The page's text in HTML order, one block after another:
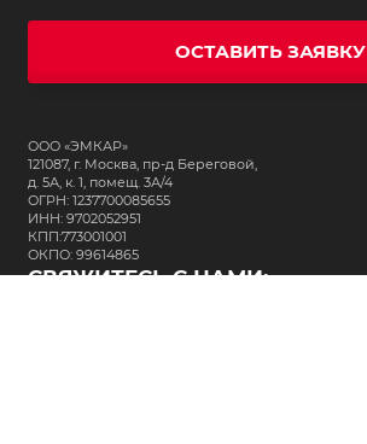
ОСТАВИТЬ ЗАЯВКУ
ООО «ЭМКАР»
121087, г. Москва, пр-д Береговой,
д. 5А, к. 1, помещ. 3А/4
ОГРН: 1237700085655
ИНН: 9702052951
КПП:773001001
ОКПО: 99614865
СВЯЖИТЕСЬ С НАМИ: